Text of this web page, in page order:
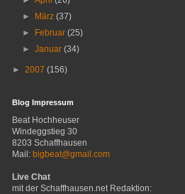
►
März(37)
►
Februar(25)
►Januar(34)
► 2007 (156)
Blog Impressum
Beat Hochheuser
Windeggstieg 30
8203 Schaffhausen
Mail: bigbeat@gmail.com
Live Chat
mit der Schaffhausen.net Redaktion: